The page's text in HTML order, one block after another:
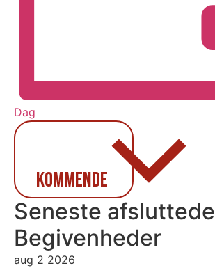
Dag
Kommende
dato.
Seneste afsluttede
Begivenheder
aug 2 2026